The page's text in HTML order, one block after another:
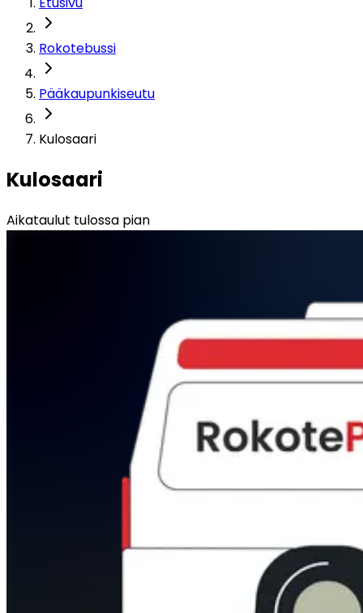
Rokotebussi
Pääkaupunkiseutu
Kulosaari
Kulosaari
Aikataulut tulossa pian